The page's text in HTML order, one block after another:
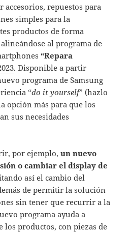
repuestos para
simples para la
productos de forma
al programa de
“Repara
. Disponible a partir
programa de Samsung
“do it yourself” (hazlo
opción más para que los
sus necesidades
por ejemplo, un nuevo
o cambiar el display de
así el cambio del
de permitir la solución
sin tener que recurrir a la
programa ayuda a
productos, con piezas de